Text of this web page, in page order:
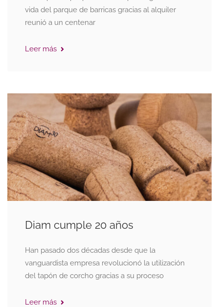
vida del parque de barricas gracias al alquiler
reunió a un centenar
Leer más
Diam cumple 20 años
Han pasado dos décadas desde que la
vanguardista empresa revolucionó la utilización
del tapón de corcho gracias a su proceso
Leer más